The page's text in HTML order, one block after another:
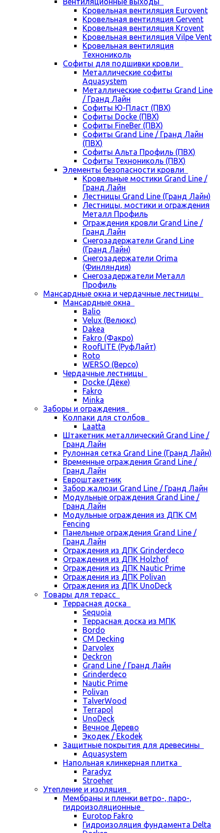
Кровельная вентиляция Eurovent
Кровельная вентиляция Gervent
Кровельная вентиляция Krovent
Кровельная вентиляция Vilpe Vent
Кровельная вентиляция
Технониколь
Cофиты для подшивки кровли
Металлические софиты
Aquasystem
Металлические софиты Grand Line
/ Гранд Лайн
Софиты Ю-Пласт (ПВХ)
Софиты Docke (ПВХ)
Софиты FineBer (ПВХ)
Софиты Grand Line / Гранд Лайн
(ПВХ)
Софиты Альта Профиль (ПВХ)
Софиты Технониколь (ПВХ)
Элементы безопасности кровли
Кровельные мостики Grand Line /
Гранд Лайн
Лестницы Grand Line (Гранд Лайн)
Лестницы, мостики и ограждения
Металл Профиль
Ограждения кровли Grand Line /
Гранд Лайн
Снегозадержатели Grand Line
(Гранд Лайн)
Снегозадержатели Orima
(Финляндия)
Снегозадержатели Металл
Профиль
Мансардные окна и чердачные лестницы
Мансардные окна
Balio
Velux (Велюкс)
Dakea
Fakro (Факро)
RoofLITE (РуфЛайт)
Roto
WERSO (Версо)
Чердачные лестницы
Docke (Дёке)
Fakro
Minka
Заборы и ограждения
Колпаки для столбов
Laatta
Штакетник металлический Grand Line /
Гранд Лайн
Рулонная сетка Grand Line (Гранд Лайн)
Временные ограждения Grand Line /
Гранд Лайн
Евроштакетник
Забор жалюзи Grand Line / Гранд Лайн
Модульные ограждения Grand Line /
Гранд Лайн
Модульные ограждения из ДПК CM
Fencing
Панельные ограждения Grand Line /
Гранд Лайн
Ограждения из ДПК Grinderdeco
Ограждения из ДПК Holzhof
Ограждения из ДПК Nautic Prime
Ограждения из ДПК Polivan
Ограждения из ДПК UnoDeck
Товары для терасс
Террасная доска
Sequoia
Террасная доска из МПК
Bordo
CM Decking
Darvolex
Deckron
Grand Line / Гранд Лайн
Grinderdeco
Nautic Prime
Polivan
TalverWood
Terrapol
UnoDeck
Вечное Дерево
Экодек / Ekodek
Защитные покрытия для древесины
Aquasystem
Напольная клинкерная плитка
Paradyz
Stroeher
Утепление и изоляция
Мембраны и пленки ветро-, паро-,
гидроизоляционные
Eurotop Fakro
Гидроизоляция фундамента Delta